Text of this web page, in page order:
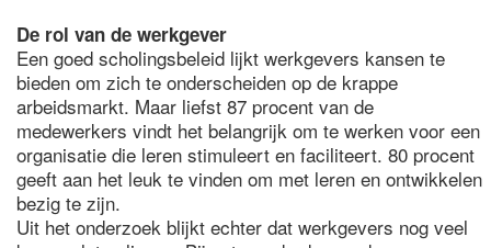
De rol van de werkgever
Een goed scholingsbeleid lijkt werkgevers kansen te
bieden om zich te onderscheiden op de krappe
arbeidsmarkt. Maar liefst 87 procent van de
medewerkers vindt het belangrijk om te werken voor een
organisatie die leren stimuleert en faciliteert. 80 procent
geeft aan het leuk te vinden om met leren en ontwikkelen
bezig te zijn.
Uit het onderzoek blijkt echter dat werkgevers nog veel